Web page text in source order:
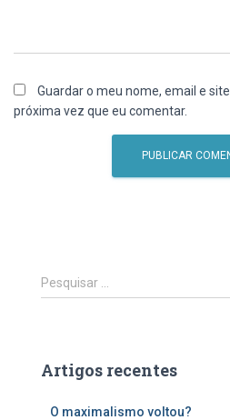
Guardar o meu nome, email e
próxima vez que eu comentar.
P
e
i
Pesquisar …
Artigos recentes
O maximalismo voltou?